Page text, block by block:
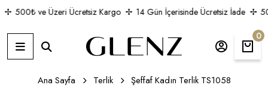
500₺ ve Üzeri Ücretsiz Kargo 14 Gün İçerisinde Ücretsiz İade
0
Ana Sayfa Terlik Şeffaf Kadın Terlik TS1058